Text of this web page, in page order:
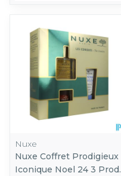
Nuxe
Nuxe Coffret Prodigieux
Iconique Noel 24 3 Prod.